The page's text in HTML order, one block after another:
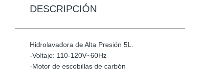
DESCRIPCIÓN
Hidrolavadora de Alta Presión 5L.
-Voltaje: 110-120V~60Hz
-Motor de escobillas de carbón